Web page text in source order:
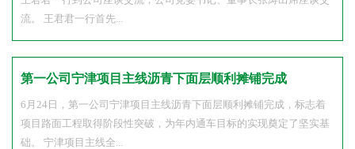
流。 王君君一行首先...
第一公司宁津项目主线沥青下面层顺利摊铺完成
6月24日，第一公司宁津项目主线沥青下面层顺利摊铺完成，标志着
项目路面工程取得阶段性突破，为年内通车目标的实现奠定了坚实基
础。 宁津项目主线全...